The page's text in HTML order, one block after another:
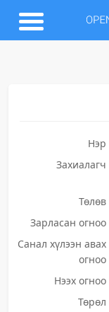
Нэр
Захиалагч
Төлөв
Зарласан огноо
Санал хүлээн авах
огноо
Нээх огноо
Төрөл